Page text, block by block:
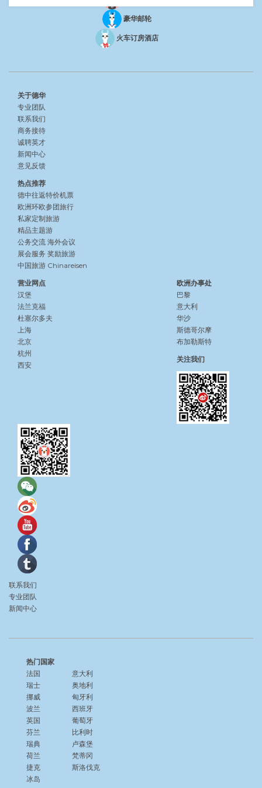
豪华邮轮
火车订房酒店
关于德华
专业团队
联系我们
商务接待
诚聘英才
新闻中心
意见反馈
热点推荐
德中往返特价机票
欧洲环欧参团旅行
私家定制旅游
精品主题游
公务交流 海外会议
展会服务 奖励旅游
中国旅游 Chinareisen
营业网点
汉堡
法兰克福
杜塞尔多夫
上海
北京
杭州
西安
欧洲办事处
巴黎
意大利
华沙
斯德哥尔摩
布加勒斯特
关注我们
联系我们
专业团队
新闻中心
热门国家
法国
瑞士
挪威
波兰
英国
芬兰
瑞典
荷兰
捷克
冰岛
意大利
奥地利
匈牙利
西班牙
葡萄牙
比利时
卢森堡
梵蒂冈
斯洛伐克